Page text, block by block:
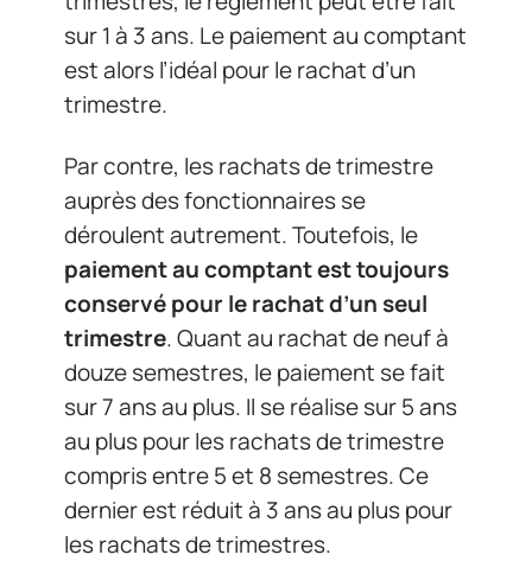
sur 1 à 3 ans. Le paiement au comptant
est alors l’idéal pour le rachat d’un
trimestre.
Par contre, les rachats de trimestre
auprès des fonctionnaires se
déroulent autrement. Toutefois, le
paiement au comptant est toujours
conservé pour le rachat d’un seul
trimestre. Quant au rachat de neuf à
douze semestres, le paiement se fait
sur 7 ans au plus. Il se réalise sur 5 ans
au plus pour les rachats de trimestre
compris entre 5 et 8 semestres. Ce
dernier est réduit à 3 ans au plus pour
les rachats de trimestres.